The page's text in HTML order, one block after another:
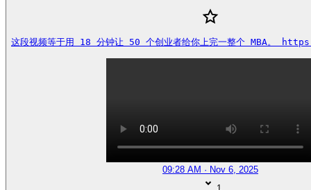
这段视频等于用 18 分钟让 50 个创业者给你上完一整个 MBA。
09:28 AM · Nov 6, 2025
1